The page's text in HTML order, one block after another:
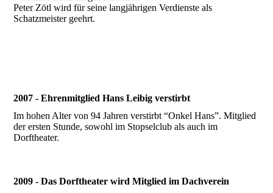
Peter Zötl wird für seine langjährigen Verdienste als
Schatzmeister geehrt.
2007 - Ehrenmitglied Hans Leibig verstirbt
Im hohen Alter von 94 Jahren verstirbt “Onkel Hans”. Mitglied
der ersten Stunde, sowohl im Stopselclub als auch im
Dorftheater.
2009 - Das Dorftheater wird Mitglied im Dachverein